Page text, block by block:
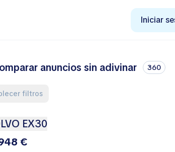
Iniciar
anuncios sin adivinar 360
filtros
EX30
€